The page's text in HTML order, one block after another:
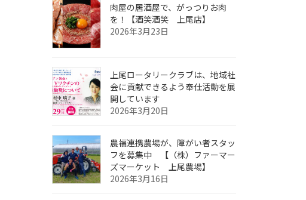
肉屋の居酒屋で、がっつりお肉
を！【酒笑酒笑 上尾店】
2026年3月23日
上尾ロータリークラブは、地域社
会に貢献できるよう奉仕活動を展
開しています
2026年3月20日
農福連携農場が、障がい者スタッ
フを募集中 【（株）ファーマー
ズマーケット 上尾農場】
2026年3月16日